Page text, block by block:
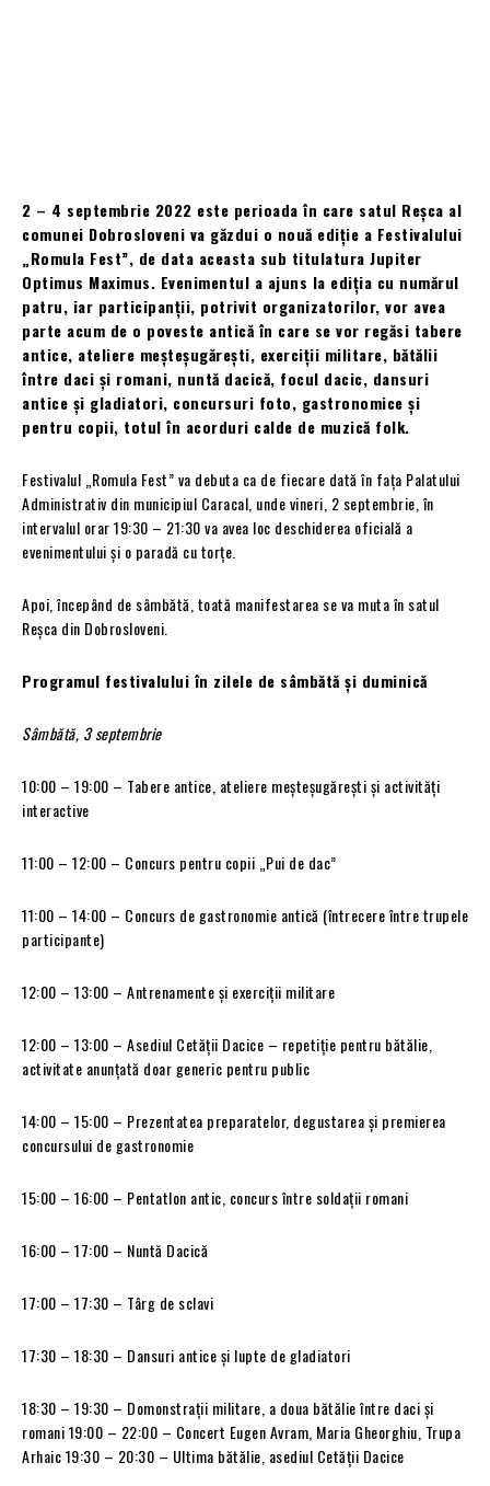
2 – 4 septembrie 2022 este perioada în care satul Reșca al
comunei Dobrosloveni va găzdui o nouă ediție a Festivalului
„Romula Fest”, de data aceasta sub titulatura Jupiter
Optimus Maximus. Evenimentul a ajuns la ediția cu numărul
patru, iar participanții, potrivit organizatorilor, vor avea
parte acum de o poveste antică în care se vor regăsi tabere
antice, ateliere meșteșugărești, exerciții militare, bătălii
între daci și romani, nuntă dacică, focul dacic, dansuri
antice și gladiatori, concursuri foto, gastronomice și
pentru copii, totul în acorduri calde de muzică folk.
Festivalul „Romula Fest” va debuta ca de fiecare dată în fața Palatului
Administrativ din municipiul Caracal, unde vineri, 2 septembrie, în
intervalul orar 19:30 – 21:30 va avea loc deschiderea oficială a
evenimentului și o paradă cu torțe.
Apoi, începând de sâmbătă, toată manifestarea se va muta în satul
Reșca din Dobrosloveni.
Programul festivalului în zilele de sâmbătă și duminică
Sâmbătă, 3 septembrie
10:00 – 19:00 – Tabere antice, ateliere meşteşugăreşti şi activităţi
interactive
11:00 – 12:00 – Concurs pentru copii „Pui de dac”
11:00 – 14:00 – Concurs de gastronomie antică (întrecere între trupele
participante)
12:00 – 13:00 – Antrenamente şi exerciţii militare
12:00 – 13:00 – Asediul Cetății Dacice – repetiţie pentru bătălie,
activitate anunţată doar generic pentru public
14:00 – 15:00 – Prezentatea preparatelor, degustarea şi premierea
concursului de gastronomie
15:00 – 16:00 – Pentatlon antic, concurs între soldații romani
16:00 – 17:00 – Nuntă Dacică
17:00 – 17:30 – Târg de sclavi
17:30 – 18:30 – Dansuri antice şi lupte de gladiatori
18:30 – 19:30 – Domonstrații militare, a doua bătălie între daci și
romani 19:00 – 22:00 – Concert Eugen Avram, Maria Gheorghiu, Trupa
Arhaic 19:30 – 20:30 – Ultima bătălie, asediul Cetății Dacice